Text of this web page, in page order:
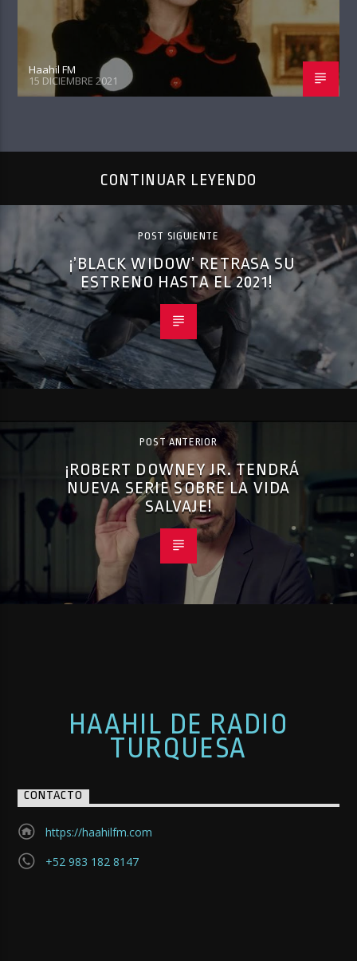
Haahil FM
15 DICIEMBRE 2021
CONTINUAR LEYENDO
POST SIGUIENTE
¡’BLACK WIDOW’ RETRASA SU
ESTRENO HASTA EL 2021!
POST ANTERIOR
¡ROBERT DOWNEY JR. TENDRÁ
NUEVA SERIE SOBRE LA VIDA
SALVAJE!
HAAHIL DE RADIO
TURQUESA
CONTACTO
https://haahilfm.com
+52 983 182 8147